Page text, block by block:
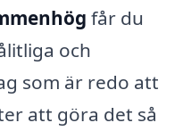
får du
och
som är redo att
att göra det så